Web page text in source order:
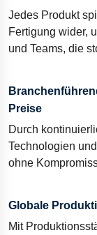
Jedes Produkt
Fertigung wider,
und Teams, die
Preise
Durch
Technologien
ohne
Globale
Mit